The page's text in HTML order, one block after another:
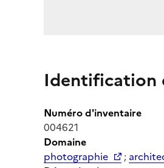
Identification
Numéro d'inventaire
004621
Domaine
photographie
;